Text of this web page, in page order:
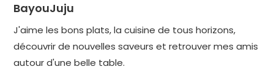
BayouJuju
J'aime les bons plats, la cuisine de tous horizons,
découvrir de nouvelles saveurs et retrouver mes amis
autour d'une belle table.